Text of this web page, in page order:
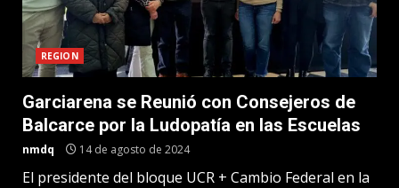
REGION
Garciarena se Reunió con Consejeros de
Balcarce por la Ludopatía en las Escuelas
nmdq 14 de agosto de 2024
El presidente del bloque UCR + Cambio Federal en la